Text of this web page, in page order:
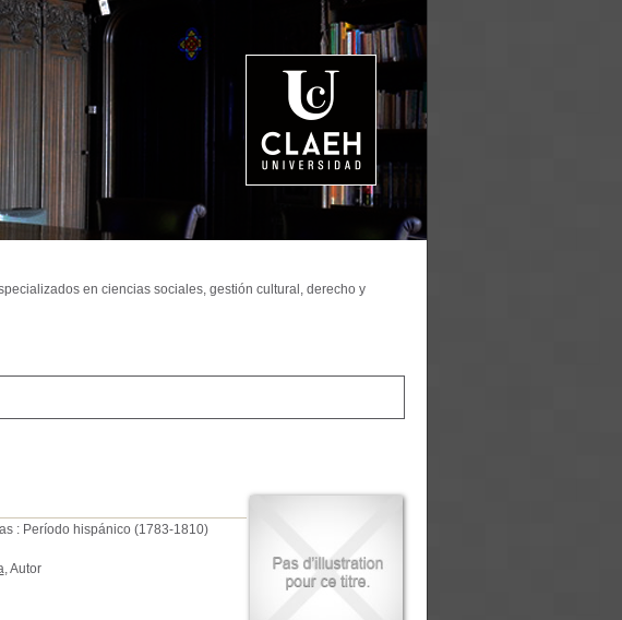
: Período hispánico (1783-1810)
, Autor
en ciencias sociales, gestión cultural, derecho y